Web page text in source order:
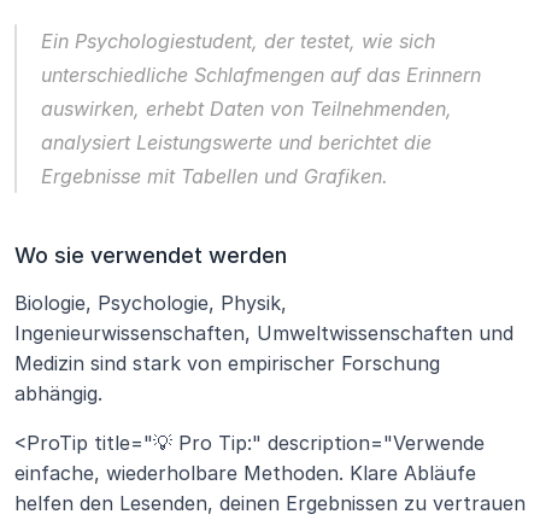
Ein Psychologiestudent, der testet, wie sich
unterschiedliche Schlafmengen auf das Erinnern
auswirken, erhebt Daten von Teilnehmenden,
analysiert Leistungswerte und berichtet die
Ergebnisse mit Tabellen und Grafiken.
Wo sie verwendet werden
Biologie, Psychologie, Physik,
Ingenieurwissenschaften, Umweltwissenschaften und
Medizin sind stark von empirischer Forschung
abhängig.
<ProTip title="💡 Pro Tip:" description="Verwende
einfache, wiederholbare Methoden. Klare Abläufe
helfen den Lesenden, deinen Ergebnissen zu vertrauen